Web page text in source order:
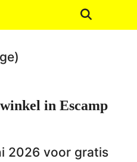
in Escamp
2026 voor gratis